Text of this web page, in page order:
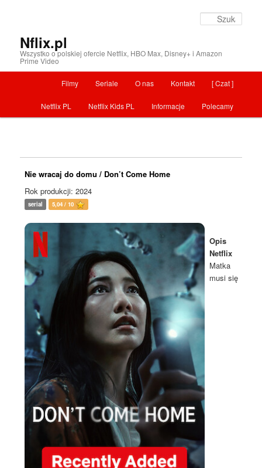
Nflix.pl
Wszystko o polskiej ofercie Netflix, HBO Max, Disney+ i Amazon
Prime Video
Menu główne
Przeskocz do tekstu [ Czat ]
Kontakt
O nas
Seriale
Filmy
Polecamy
Informacje
Netflix Kids PL
Netflix PL
Nie wracaj do domu / Don’t Come Home
Rok produkcji: 2024
serial 5,04 / 10
Opis
Netflix
Matka
musi się